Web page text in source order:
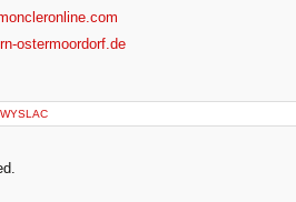
ostermoordorf.de